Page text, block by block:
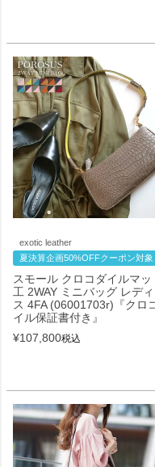
exotic leather
夏決算企画50%OFFクーポン対象
スモール クロコダイルマッ
工 2WAY ミニバッグ レデ
ス 4FA (06001703r)『クロ
イル保証書付き』
¥107,800税込